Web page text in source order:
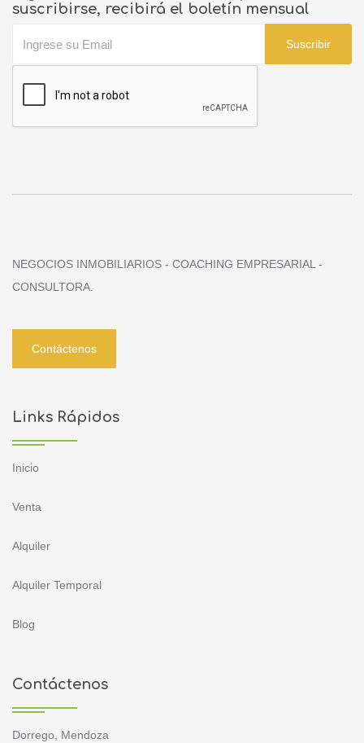
suscribirse, recibirá el boletín mensual
Suscribir
NEGOCIOS INMOBILIARIOS - COACHING EMPRESARIAL -
CONSULTORA.
Contáctenos
Links Rápidos
Inicio
Venta
Alquiler
Alquiler Temporal
Blog
Contáctenos
Dorrego, Mendoza